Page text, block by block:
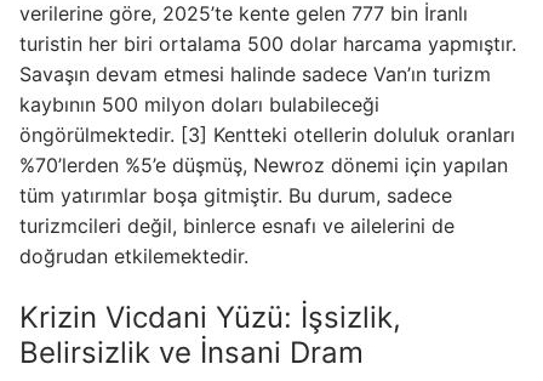
verilerine göre, 2025’te kente gelen 777 bin İranlı
turistin her biri ortalama 500 dolar harcama yapmıştır.
Savaşın devam etmesi halinde sadece Van’ın turizm
kaybının 500 milyon doları bulabileceği
öngörülmektedir. [3] Kentteki otellerin doluluk oranları
%70’lerden %5’e düşmüş, Newroz dönemi için yapılan
tüm yatırımlar boşa gitmiştir. Bu durum, sadece
turizmcileri değil, binlerce esnafı ve ailelerini de
doğrudan etkilemektedir.
Krizin Vicdani Yüzü: İşsizlik,
Belirsizlik ve İnsani Dram